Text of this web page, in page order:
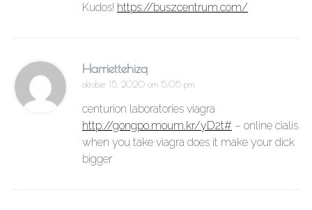
Kudos! https://buszcentrum.com/
Harriettehizq
oktober 15, 2020 om 5:05 pm
centurion laboratories viagra
http://gongpo.moum.kr/yD2t# – online cialis
when you take viagra does it make your dick
bigger